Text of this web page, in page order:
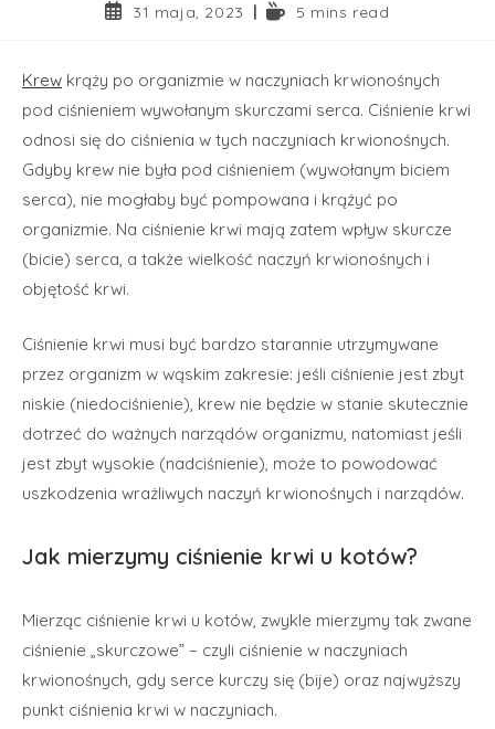
31 maja, 2023 5 mins read
Krew krąży po organizmie w naczyniach krwionośnych
pod ciśnieniem wywołanym skurczami serca. Ciśnienie krwi
odnosi się do ciśnienia w tych naczyniach krwionośnych.
Gdyby krew nie była pod ciśnieniem (wywołanym biciem
serca), nie mogłaby być pompowana i krążyć po
organizmie. Na ciśnienie krwi mają zatem wpływ skurcze
(bicie) serca, a także wielkość naczyń krwionośnych i
objętość krwi.
Ciśnienie krwi musi być bardzo starannie utrzymywane
przez organizm w wąskim zakresie: jeśli ciśnienie jest zbyt
niskie (niedociśnienie), krew nie będzie w stanie skutecznie
dotrzeć do ważnych narządów organizmu, natomiast jeśli
jest zbyt wysokie (nadciśnienie), może to powodować
uszkodzenia wrażliwych naczyń krwionośnych i narządów.
Jak mierzymy ciśnienie krwi u kotów?
Mierząc ciśnienie krwi u kotów, zwykle mierzymy tak zwane
ciśnienie „skurczowe” – czyli ciśnienie w naczyniach
krwionośnych, gdy serce kurczy się (bije) oraz najwyższy
punkt ciśnienia krwi w naczyniach.